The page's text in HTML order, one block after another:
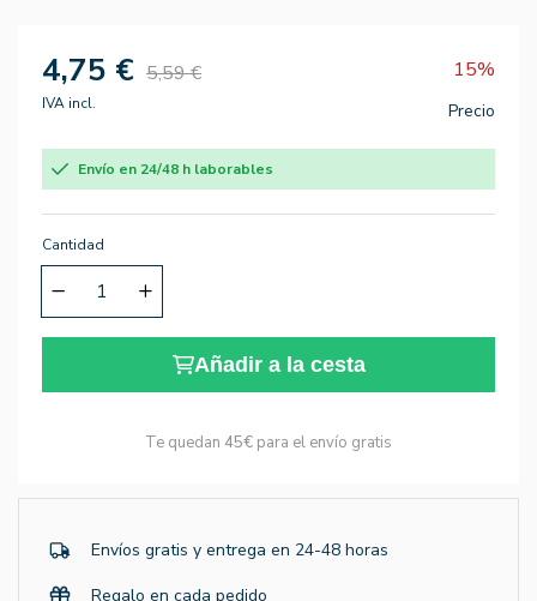
4,75 € 5,59 € 15%
IVA incl. Precio
Envío en 24/48 h laborables
Cantidad
Añadir a la cesta
Te quedan 45€ para el envío gratis
Envíos gratis y entrega en 24-48 horas
Regalo en cada pedido